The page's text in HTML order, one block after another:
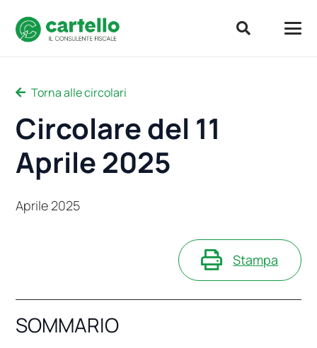
Torna alle circolari
Circolare del 11
Aprile 2025
Aprile 2025
Stampa
SOMMARIO